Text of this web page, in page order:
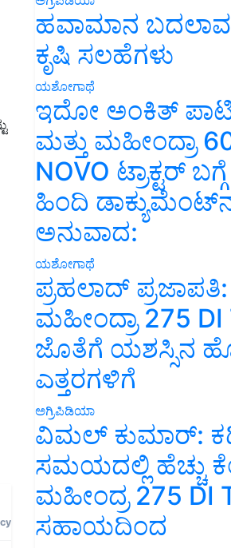
ಹವಾಮಾನ
ಕೃಷಿ ಸಲಹೆಗಳು
ಯಶೋಗಾಥೆ
ಇದೋ ಅಂಕಿತ್
ಮತ್ತು ಮಹೀಂದ್ರಾ
NOVO ಟ್ರಾಕ್ಟರ್
ಹಿಂದಿ
ಅನುವಾದ:
ಯಶೋಗಾಥೆ
ಪ್ರಹಲಾದ್ ಪ್ರಜಾಪತಿ:
ಮಹೀಂದ್ರಾ 275 DI
ಜೊತೆಗೆ ಯಶಸ್ಸಿನ
ಎತ್ತರಗಳಿಗೆ
ಅಗ್ರಿಪಿಡಿಯಾ
ವಿಮಲ್ ಕುಮಾರ್:
ಸಮಯದಲ್ಲಿ ಹೆಚ್ಚು
ಮಹೀಂದ್ರ 275 DI
ಸಹಾಯದಿಂದ